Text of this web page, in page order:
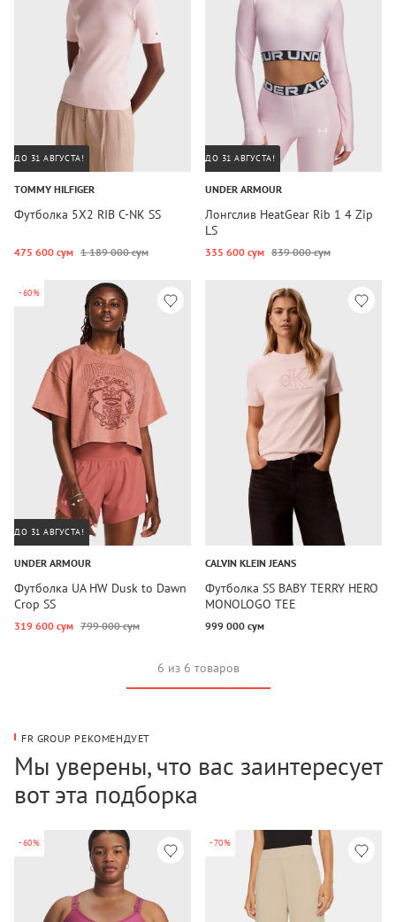
ДО 31 АВГУСТА!
TOMMY HILFIGER
Футболка 5X2 RIB C-NK SS
475 600 сум 1 189 000 сум
ДО 31 АВГУСТА!
UNDER ARMOUR
Лонгслив HeatGear Rib 1 4 Zip
LS
335 600 сум 839 000 сум
-60%
ДО 31 АВГУСТА!
UNDER ARMOUR
Футболка UA HW Dusk to Dawn
Crop SS
319 600 сум 799 000 сум
CALVIN KLEIN JEANS
Футболка SS BABY TERRY HERO
MONOLOGO TEE
999 000 сум
6 из 6 товаров
FR GROUP РЕКОМЕНДУЕТ
Мы уверены, что вас заинтересует
вот эта подборка
-60% -70%